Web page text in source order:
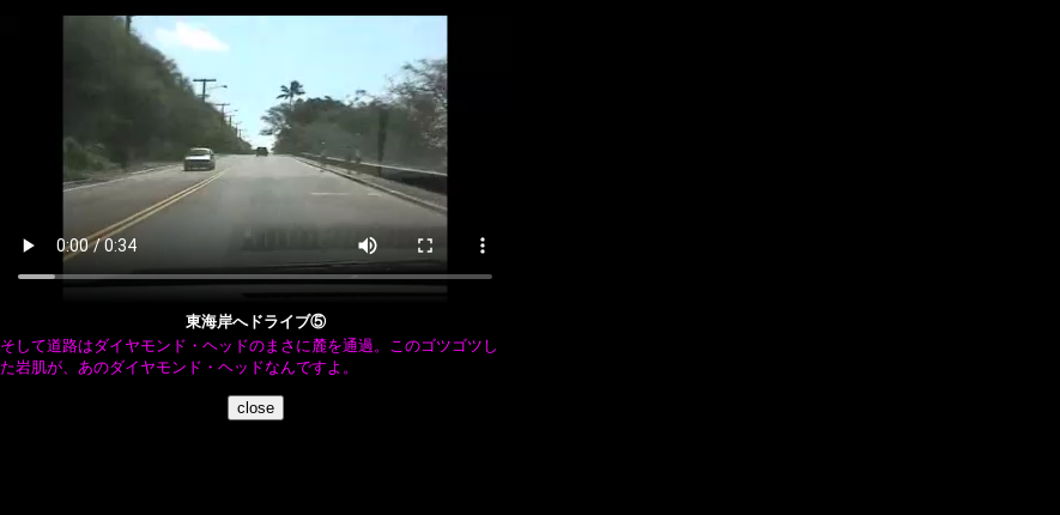
東海岸へドライブ⑤
そして道路はダイヤモンド・ヘッドのまさに麓を通過。このゴツゴツし
た岩肌が、あのダイヤモンド・ヘッドなんですよ。